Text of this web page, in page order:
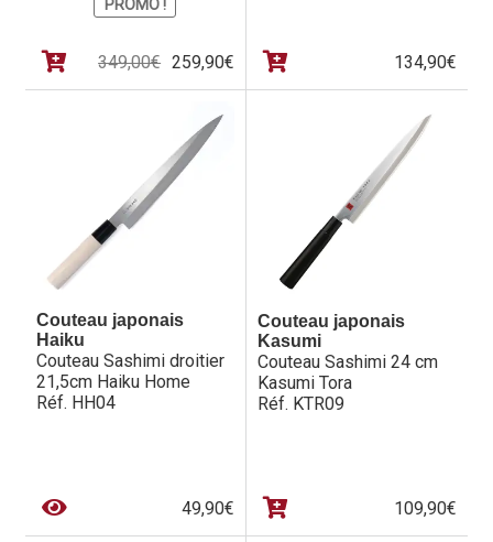
Trouver mon couteau
Trouver mon magasin
PROMO !
349,00€
Le
259,90€Le
134,90€
Couteau japonais
Haiku
Couteau Sashimi droitier
21,5cm Haiku Home
Réf. HH04
49,90€
Couteau japonais
Kasumi
Couteau Sashimi 24 cm
Kasumi Tora
Réf. KTR09
109,90€